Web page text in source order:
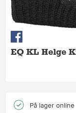
EQ KL Helge
På lager online